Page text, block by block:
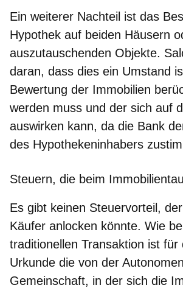
Ein weiterer Nachteil ist das
Hypothek auf beiden Häusern
auszutauschenden Objekte.
daran, dass dies ein Umstand
Bewertung der Immobilien
werden muss und der sich auf
auswirken kann, da die Bank
des Hypothekeninhabers
Steuern, die beim
Es gibt keinen Steuervorteil,
Käufer anlocken könnte. Wie
traditionellen Transaktion ist für
Urkunde die von der Autonomen
Gemeinschaft, in der sich die